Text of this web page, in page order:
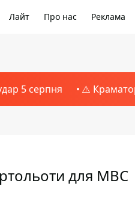
Лайт Про нас Реклама
5 серпня ⚠️
для МВС